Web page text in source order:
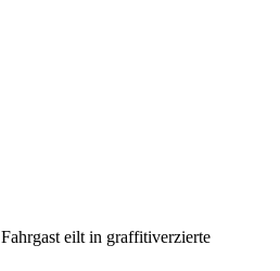
Fahrgast eilt in graffitiverzierte